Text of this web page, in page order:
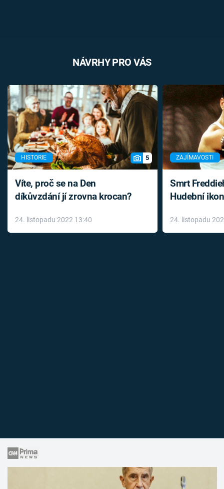
NÁVRHY PRO VÁS
HISTORIE 5
Víte, proč se na Den
díkůvzdání jí zrovna krocan?
24. listopadu 2022 13:40
ZAJÍMAVOSTI
Smrt
Hudební
léky
24. listopadu